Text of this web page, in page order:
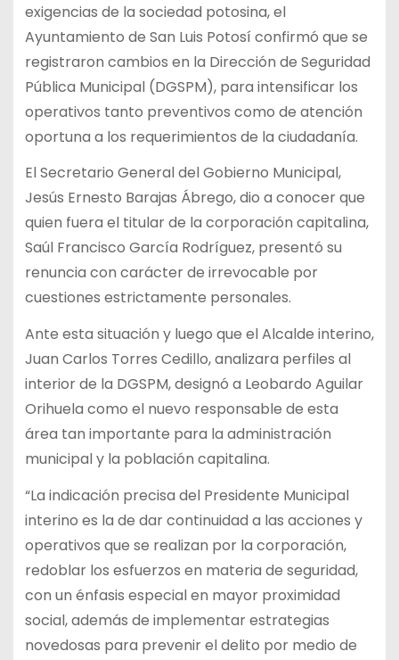
exigencias de la sociedad potosina, el
Ayuntamiento de San Luis Potosí confirmó que se
registraron cambios en la Dirección de Seguridad
Pública Municipal (DGSPM), para intensificar los
operativos tanto preventivos como de atención
oportuna a los requerimientos de la ciudadanía.
El Secretario General del Gobierno Municipal,
Jesús Ernesto Barajas Ábrego, dio a conocer que
quien fuera el titular de la corporación capitalina,
Saúl Francisco García Rodríguez, presentó su
renuncia con carácter de irrevocable por
cuestiones estrictamente personales.
Ante esta situación y luego que el Alcalde interino,
Juan Carlos Torres Cedillo, analizara perfiles al
interior de la DGSPM, designó a Leobardo Aguilar
Orihuela como el nuevo responsable de esta
área tan importante para la administración
municipal y la población capitalina.
“La indicación precisa del Presidente Municipal
interino es la de dar continuidad a las acciones y
operativos que se realizan por la corporación,
redoblar los esfuerzos en materia de seguridad,
con un énfasis especial en mayor proximidad
social, además de implementar estrategias
novedosas para prevenir el delito por medio de